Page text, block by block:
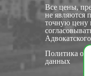
Все цены,
не являются
точную цену
Политика
данных